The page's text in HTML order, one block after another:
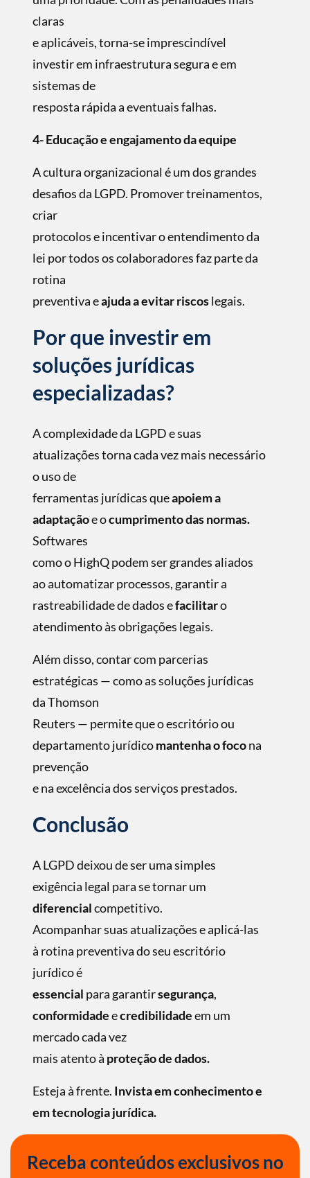
claras
e aplicáveis, torna-se imprescindível
investir em infraestrutura segura e em
sistemas de
resposta rápida a eventuais falhas.
4- Educação e engajamento da equipe
A cultura organizacional é um dos grandes
desafios da LGPD. Promover treinamentos,
criar
protocolos e incentivar o entendimento da
lei por todos os colaboradores faz parte da
rotina
preventiva eajuda a evitar riscoslegais.
Por que investir em
soluções jurídicas
especializadas?
A complexidade da LGPD e suas
atualizações torna cada vez mais necessário
o uso de
ferramentas jurídicas queapoiem a
adaptaçãoe ocumprimento das normas.
Softwares
como o HighQ podem ser grandes aliados
ao automatizar processos, garantir a
rastreabilidade de dados efacilitaro
atendimento às obrigações legais.
Além disso, contar com parcerias
estratégicas — como as soluções jurídicas
da Thomson
Reuters — permite que o escritório ou
departamento jurídicomantenha o focona
prevenção
e na excelência dos serviços prestados.
Conclusão
A LGPD deixou de ser uma simples
exigência legal para se tornar um
diferencialcompetitivo.
Acompanhar suas atualizações e aplicá-las
à rotina preventiva do seu escritório
jurídico é
essencial para garantirsegurança,
conformidadeecredibilidadeem um
mercado cada vez
mais atento à proteção de dados.
Esteja à frente. Invista em conhecimento e
em tecnologia jurídica.
Receba conteúdos exclusivos no